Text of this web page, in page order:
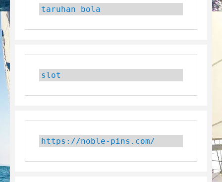
taruhan bola
slot
https://noble-pins.com/